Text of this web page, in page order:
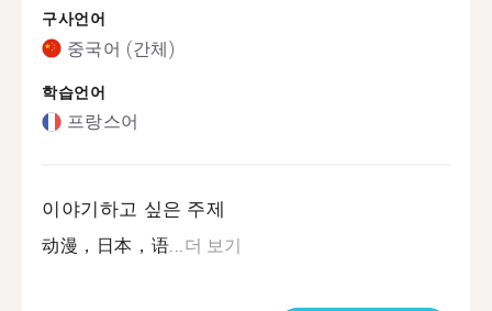
구사언어
중국어 (간체)
학습언어
프랑스어
이야기하고 싶은 주제
动漫，日本，语...더 보기